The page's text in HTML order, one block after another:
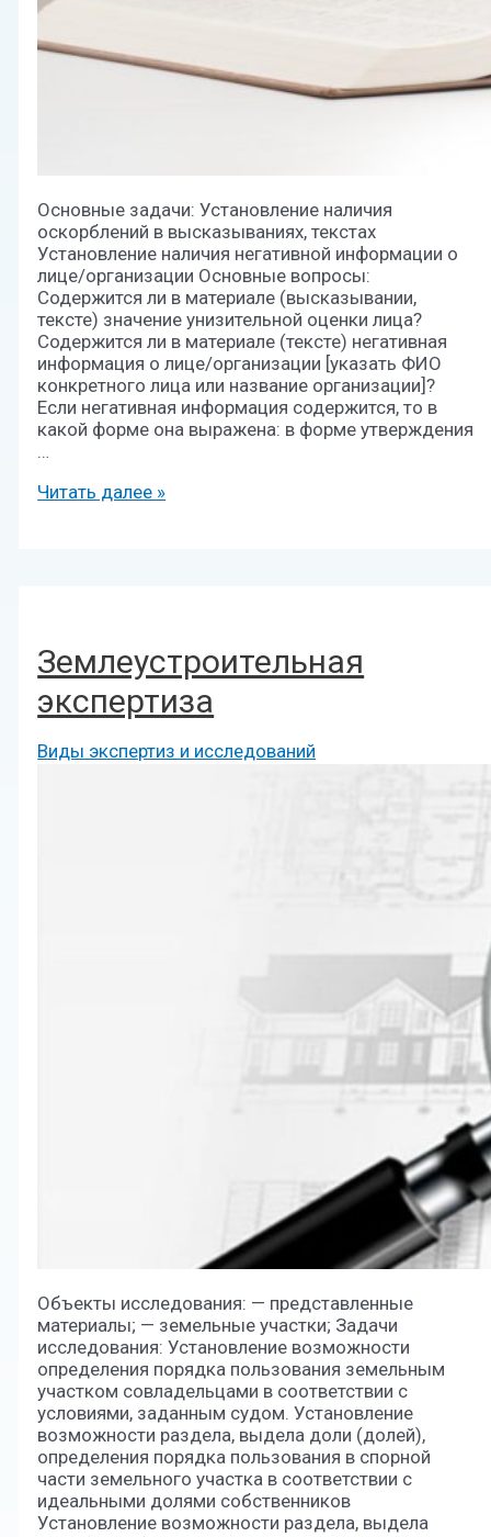
Основные задачи: Установление наличия
оскорблений в высказываниях, текстах
Установление наличия негативной информации о
лице/организации Основные вопросы:
Содержится ли в материале (высказывании,
тексте) значение унизительной оценки лица?
Содержится ли в материале (тексте) негативная
информация о лице/организации [указать ФИО
конкретного лица или название организации]?
Если негативная информация содержится, то в
какой форме она выражена: в форме утверждения
…
Читать далее »
Землеустроительная
экспертиза
Виды экспертиз и исследований
Объекты исследования: — представленные
материалы; — земельные участки; Задачи
исследования: Установление возможности
определения порядка пользования земельным
участком совладельцами в соответствии с
условиями, заданным судом. Установление
возможности раздела, выдела доли (долей),
определения порядка пользования в спорной
части земельного участка в соответствии с
идеальными долями собственников
Установление возможности раздела, выдела